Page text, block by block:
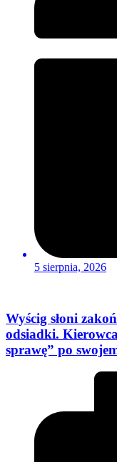
5 sierpnia, 2026
Wyścig słoni
odsiadki.
sprawę” po